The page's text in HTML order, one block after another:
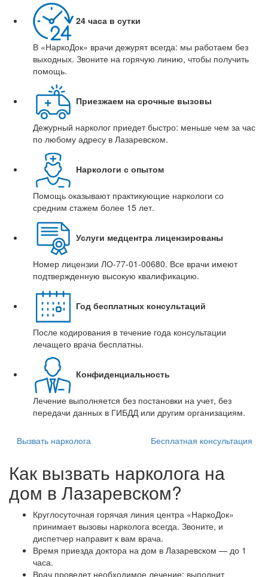
24 часа в сутки
В «НаркоДок» врачи дежурят всегда: мы работаем без
выходных. Звоните на горячую линию, чтобы получить
помощь.
Приезжаем на срочные вызовы
Дежурный нарколог приедет быстро: меньше чем за час
по любому адресу в Лазаревском.
Наркологи с опытом
Помощь оказывают практикующие наркологи со
средним стажем более 15 лет.
Услуги медцентра лицензированы
Номер лицензии ЛО-77-01-00680. Все врачи имеют
подтвержденную высокую квалификацию.
Год бесплатных консультаций
После кодирования в течение года консультации
лечащего врача бесплатны.
Конфиденциальность
Лечение выполняется без постановки на учет, без
передачи данных в ГИБДД или другим организациям.
Вызвать нарколога Бесплатная консультация
Как вызвать нарколога на
дом в Лазаревском?
Круглосуточная горячая линия центра «НаркоДок»
принимает вызовы нарколога всегда. Звоните, и
диспетчер направит к вам врача.
Время приезда доктора на дом в Лазаревском — до 1
часа.
Врач проведет необходимое лечение: выполнит